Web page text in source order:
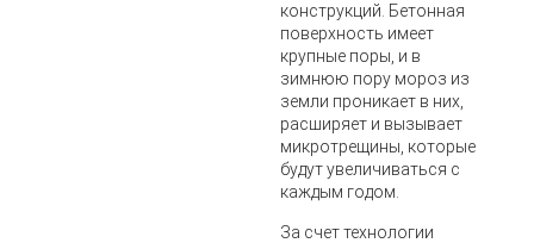
конструкций. Бетонная
поверхность имеет
крупные поры, и в
зимнюю пору мороз из
земли проникает в них,
расширяет и вызывает
микротрещины, которые
будут увеличиваться с
каждым годом.
За счет технологии